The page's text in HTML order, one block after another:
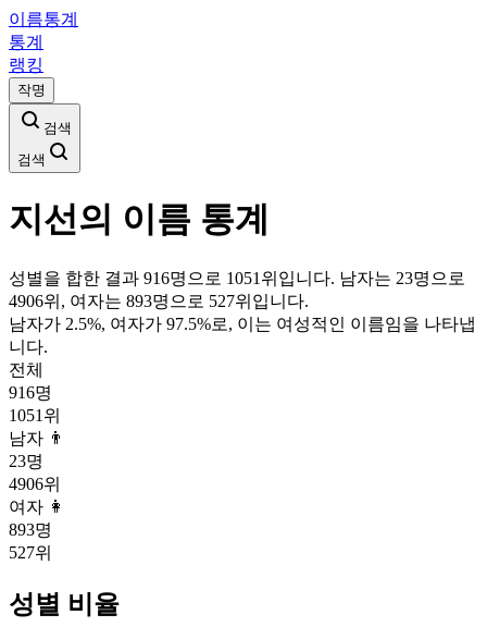
이름통계
통계
랭킹
작명
검색
검색
지선의 이름 통계
성별을 합한 결과 916명으로 1051위입니다. 남자는 23명으로
4906위, 여자는 893명으로 527위입니다.
남자가 2.5%, 여자가 97.5%로, 이는 여성적인 이름임을 나타냅
니다.
전체
916명
1051 위
남자 👨
23명
4906위
여자 👩
893명
527위
성별 비율